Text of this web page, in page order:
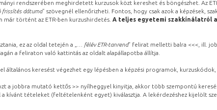
rendszerében meghirdetett kurzusok közt kereshet és böngészhet. Az
frissítés dátuma” szövegnél ellenőrizheti. Fontos, hogy csak azok a képzések,
már történt az ETR-ben kurzushirdetés. A teljes egyetemi szakkínálatról a
ez az oldal tetején a „ … félév ETR-tanrend” felirat melletti balra <<<, ill.
a feliraton való kattintás az oldalt alapállapotba állítja.
általános keresést végezhet egy lépésben a képzési programok,
a jobbra mutató kettős >> nyílheggyel kinyitja, akkor több szempontú
kívánt tételeket (feltételenként egyet) kiválasztja. A lekérdezéshez kijelölt